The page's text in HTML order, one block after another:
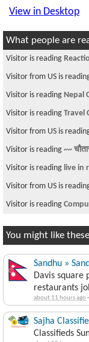
View in Desktop
What people are
Visitor is reading What
Visitor is reading
IT
Visitor is reading
Visitor is reading
stunt
Visitor is reading
Food??
Visitor is readingWhat
You might like
Sandhu »
Davis square
restaurants